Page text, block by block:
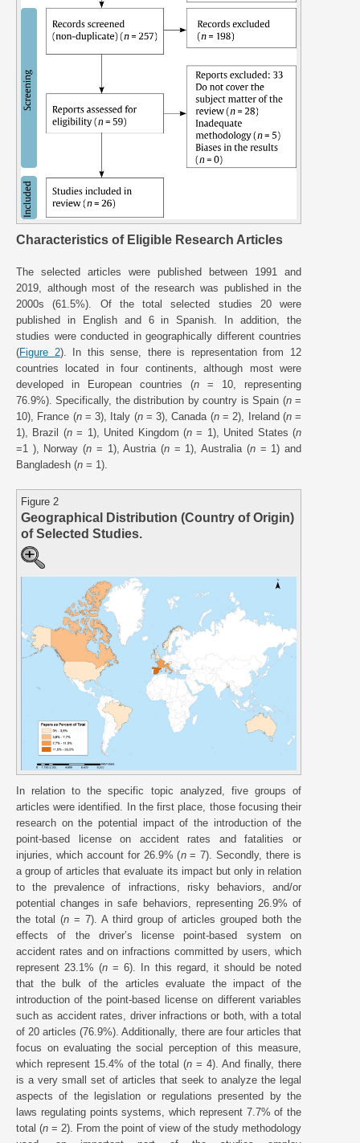
Characteristics of Eligible Research Articles
The selected articles were published between 1991 and
2019, although most of the research was published in the
2000s (61.5%). Of the total selected studies 20 were
published in English and 6 in Spanish. In addition, the
studies were conducted in geographically different countries
(Figure 2). In this sense, there is representation from 12
countries located in four continents, although most were
developed in European countries (n = 10, representing
76.9%). Specifically, the distribution by country is Spain (n=
10), France (n= 3), Italy (n= 3), Canada (n= 2), Ireland (n=
1), Brazil (n= 1), United Kingdom (n= 1), United States (n
=1 ), Norway (n = 1), Austria (n = 1), Australia (n= 1) and
Bangladesh (n = 1).
Figure 2
Geographical Distribution (Country of Origin)
of Selected Studies.
In relation to the specific topic analyzed, five groups of
articles were identified. In the first place, those focusing their
research on the potential impact of the introduction of the
point-based license on accident rates and fatalities or
injuries, which account for 26.9% (n= 7). Secondly, there is
a group of articles that evaluate its impact but only in relation
to the prevalence of infractions, risky behaviors, and/or
potential changes in safe behaviors, representing 26.9% of
the total (n = 7). A third group of articles grouped both the
effects of the driver’s license point-based system on
accident rates and on infractions committed by users, which
represent 23.1% (n = 6). In this regard, it should be noted
that the bulk of the articles evaluate the impact of the
introduction of the point-based license on different variables
such as accident rates, driver infractions or both, with a total
of 20 articles (76.9%). Additionally, there are four articles that
focus on evaluating the social perception of this measure,
which represent 15.4% of the total (n = 4). And finally, there
is a very small set of articles that seek to analyze the legal
aspects of the legislation or regulations presented by the
laws regulating points systems, which represent 7.7% of the
total (n = 2). From the point of view of the study methodology